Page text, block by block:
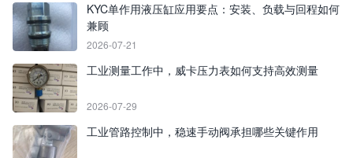
KYC单作用液压缸应用要点：安装、负载与回程如何
兼顾
2026-07-21
工业测量工作中，威卡压力表如何支持高效测量
2026-07-29
工业管路控制中，稳速手动阀承担哪些关键作用